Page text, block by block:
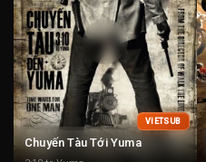
VIETSUB
Chuyến Tàu Tới Yuma